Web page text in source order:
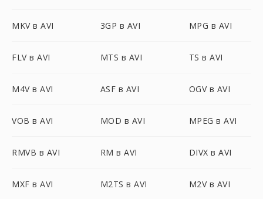
MKV в AVI 3GP в AVI MPG в AVI
FLV в AVI MTS в AVI TS в AVI
M4V в AVI ASF в AVI OGV в AVI
VOB в AVI MOD в AVI MPEG в AVI
RMVB в AVI RM в AVI DIVX в AVI
MXF в AVI M2TS в AVI M2V в AVI